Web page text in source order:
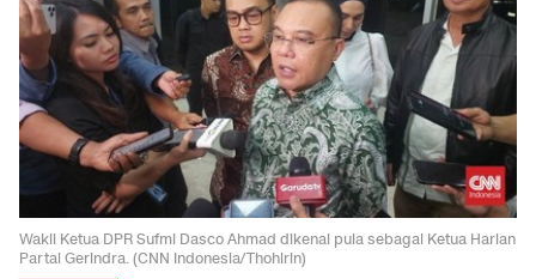
Wakil Ketua DPR Sufmi Dasco Ahmad dikenal pula sebagai Ketua Harian
Partai Gerindra. (CNN Indonesia/Thohirin)